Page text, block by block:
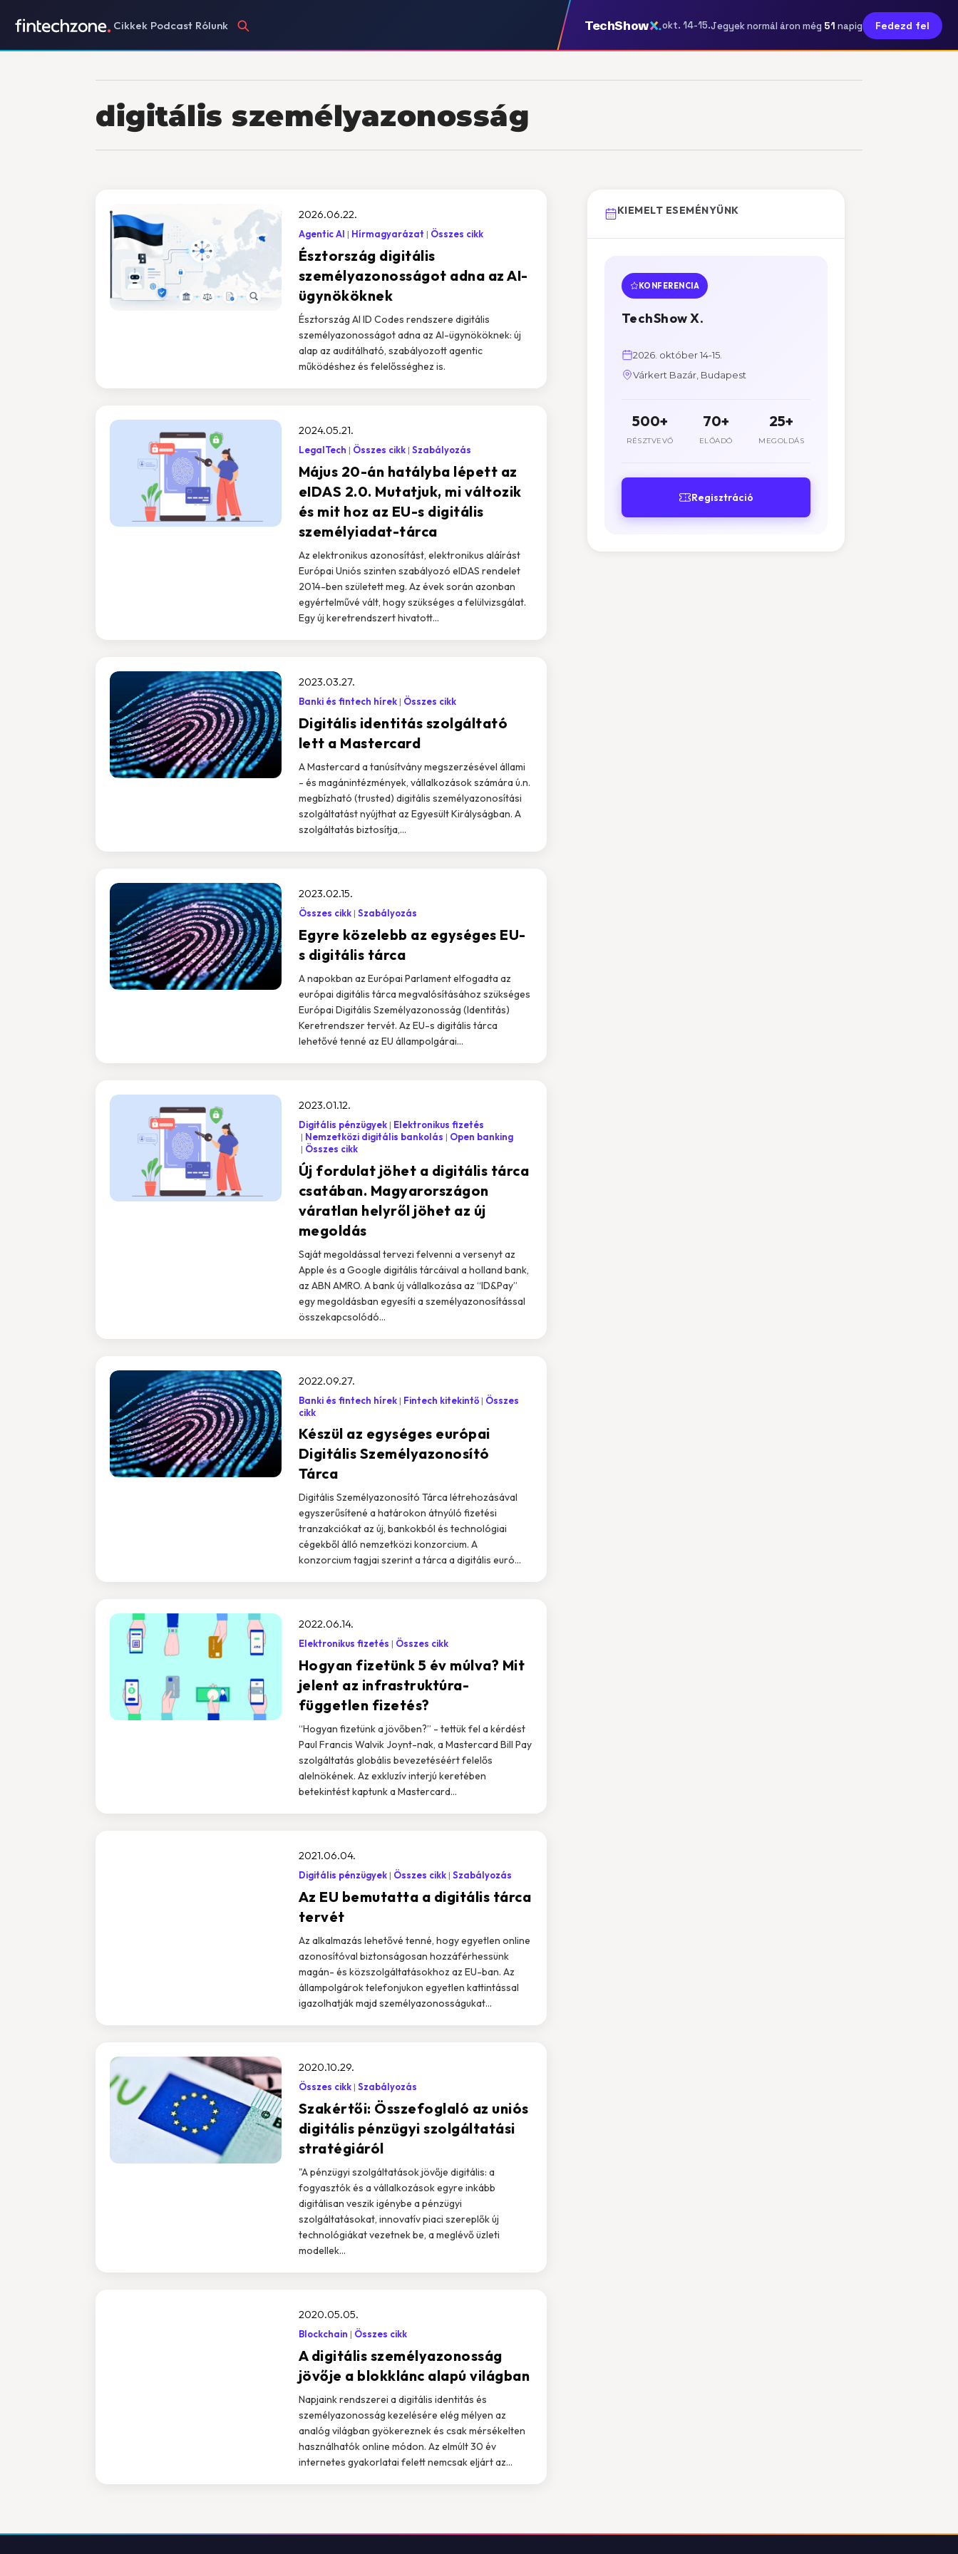
Cikkek Podcast Rólunk TechShow okt. 14-15.Jegyek normál áron még 51 napig Fedezd fel
digitális személyazonosság
Észtország digitális
személyazonosságot adna az AI-
ügynököknek
2026.06.22.
Agentic AI Hírmagyarázat Összes cikk
Észtország AI ID Codes rendszere digitális
személyazonosságot adna az AI-ügynököknek: új
alap az auditálható, szabályozott agentic
működéshez és felelősséghez is.
Május 20-án hatályba lépett az
eIDAS 2.0. Mutatjuk, mi változik
és mit hoz az EU-s digitális
személyiadat-tárca
2024.05.21.
LegalTech Összes cikk Szabályozás
Az elektronikus azonosítást, elektronikus aláírást
Európai Uniós szinten szabályozó eIDAS rendelet
2014-ben született meg. Az évek során azonban
egyértelművé vált, hogy szükséges a felülvizsgálat.
Egy új keretrendszert hivatott...
Digitális identitás szolgáltató
lett a Mastercard
2023.03.27.
Banki és fintech hírek Összes cikk
A Mastercard a tanúsítvány megszerzésével állami
- és magánintézmények, vállalkozások számára ú.n.
megbízható (trusted) digitális személyazonosítási
szolgáltatást nyújthat az Egyesült Királyságban. A
szolgáltatás biztosítja,...
Egyre közelebb az egységes EU-
s digitális tárca
2023.02.15.
Összes cikk Szabályozás
A napokban az Európai Parlament elfogadta az
európai digitális tárca megvalósításához szükséges
Európai Digitális Személyazonosság (Identitás)
Keretrendszer tervét. Az EU-s digitális tárca
lehetővé tenné az EU állampolgárai...
Új fordulat jöhet a digitális tárca
csatában. Magyarországon
váratlan helyről jöhet az új
megoldás
2023.01.12.
Digitális pénzügyek
Elektronikus fizetés
Nemzetközi digitális bankolás
Open banking
Összes cikk
Saját megoldással tervezi felvenni a versenyt az
Apple és a Google digitális tárcáival a holland bank,
az ABN AMRO. A bank új vállalkozása az “ID&Pay”
egy megoldásban egyesíti a személyazonosítással
összekapcsolódó...
Készül az egységes európai
Digitális Személyazonosító
Tárca
2022.09.27.
Banki és fintech hírek Fintech kitekintő
Összes
cikk
Digitális Személyazonosító Tárca létrehozásával
egyszerűsítené a határokon átnyúló fizetési
tranzakciókat az új, bankokból és technológiai
cégekből álló nemzetközi konzorcium. A
konzorcium tagjai szerint a tárca a digitális euró...
Hogyan fizetünk 5 év múlva? Mit
jelent az infrastruktúra-
független fizetés?
2022.06.14.
Elektronikus fizetés Összes cikk
“Hogyan fizetünk a jövőben?” - tettük fel a kérdést
Paul Francis Walvik Joynt-nak, a Mastercard Bill Pay
szolgáltatás globális bevezetéséért felelős
alelnökének. Az exkluzív interjú keretében
betekintést kaptunk a Mastercard...
Az EU bemutatta a digitális tárca
tervét
2021.06.04.
Digitális pénzügyek Összes cikk Szabályozás
Az alkalmazás lehetővé tenné, hogy egyetlen online
azonosítóval biztonságosan hozzáférhessünk
magán- és közszolgáltatásokhoz az EU-ban. Az
állampolgárok telefonjukon egyetlen kattintással
igazolhatják majd személyazonosságukat...
Szakértői: Összefoglaló az uniós
digitális pénzügyi szolgáltatási
stratégiáról
2020.10.29.
Összes cikk Szabályozás
"A pénzügyi szolgáltatások jövője digitális: a
fogyasztók és a vállalkozások egyre inkább
digitálisan veszik igénybe a pénzügyi
szolgáltatásokat, innovatív piaci szereplők új
technológiákat vezetnek be, a meglévő üzleti
modellek...
A digitális személyazonosság
jövője a blokklánc alapú világban
2020.05.05.
Blockchain Összes cikk
Napjaink rendszerei a digitális identitás és
személyazonosság kezelésére elég mélyen az
analóg világban gyökereznek és csak mérsékelten
használhatók online módon. Az elmúlt 30 év
internetes gyakorlatai felett nemcsak eljárt az...
KIEMELT ESEMÉNYÜNK
KONFERENCIA
TechShow X.
2026. október 14-15.
Várkert Bazár, Budapest
500+
RÉSZTVEVŐ
70+
ELŐADÓ
25+
MEGOLDÁS
Regisztráció